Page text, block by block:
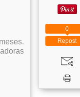
Repost
0